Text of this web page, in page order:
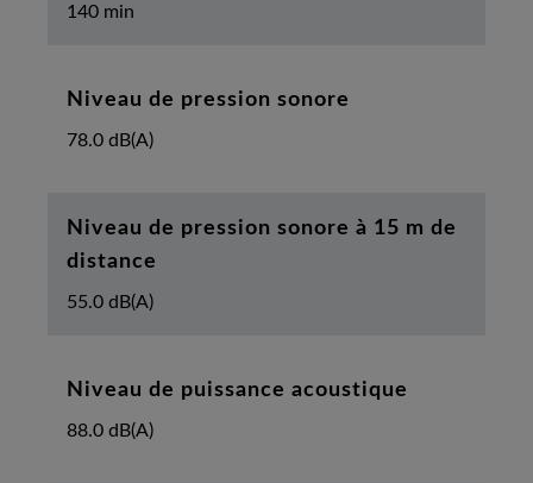
140 min
Niveau de pression sonore
78.0 dB(A)
Niveau de pression sonore à 15 m de
distance
55.0 dB(A)
Niveau de puissance acoustique
88.0 dB(A)